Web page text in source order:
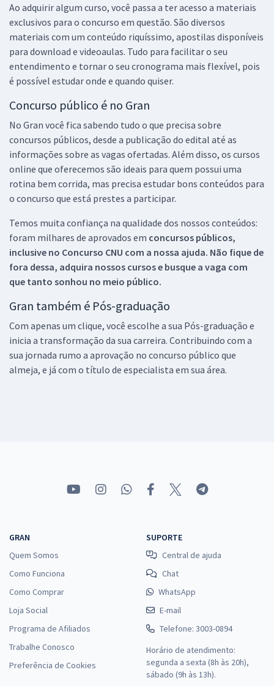
Ao adquirir algum curso, você passa a ter acesso a materiais
exclusivos para o concurso em questão. São diversos
materiais com um conteúdo riquíssimo, apostilas disponíveis
para download e videoaulas. Tudo para facilitar o seu
entendimento e tornar o seu cronograma mais flexível, pois
é possível estudar onde e quando quiser.
Concurso público é no Gran
No Gran você fica sabendo tudo o que precisa sobre
concursos públicos, desde a publicação do edital até as
informações sobre as vagas ofertadas. Além disso, os cursos
online que oferecemos são ideais para quem possui uma
rotina bem corrida, mas precisa estudar bons conteúdos para
o concurso que está prestes a participar.
Temos muita confiança na qualidade dos nossos conteúdos:
foram milhares de aprovados em concursos públicos,
inclusive no Concurso CNU com a nossa ajuda. Não fique de
fora dessa, adquira nossos cursos e busque a vaga com
que tanto sonhou no meio público.
Gran também é Pós-graduação
Com apenas um clique, você escolhe a sua Pós-graduação e
inicia a transformação da sua carreira. Contribuindo com a
sua jornada rumo a aprovação no concurso público que
almeja, e já com o título de especialista em sua área.
GRAN
Quem Somos
Como Funciona
Como Comprar
Loja Social
Programa de Afiliados
Trabalhe Conosco
Preferência de Cookies
SUPORTE
Central de ajuda
Chat
WhatsApp
E-mail
Telefone: 3003-0894
Horário de atendimento:
segunda a sexta (8h às 20h),
sábado (9h às 13h).